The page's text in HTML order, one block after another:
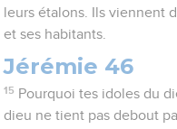
leurs étalons. Ils viennent
et ses habitants.
Jérémie 46
15 Pourquoi tes idoles du
dieu ne tient pas debout